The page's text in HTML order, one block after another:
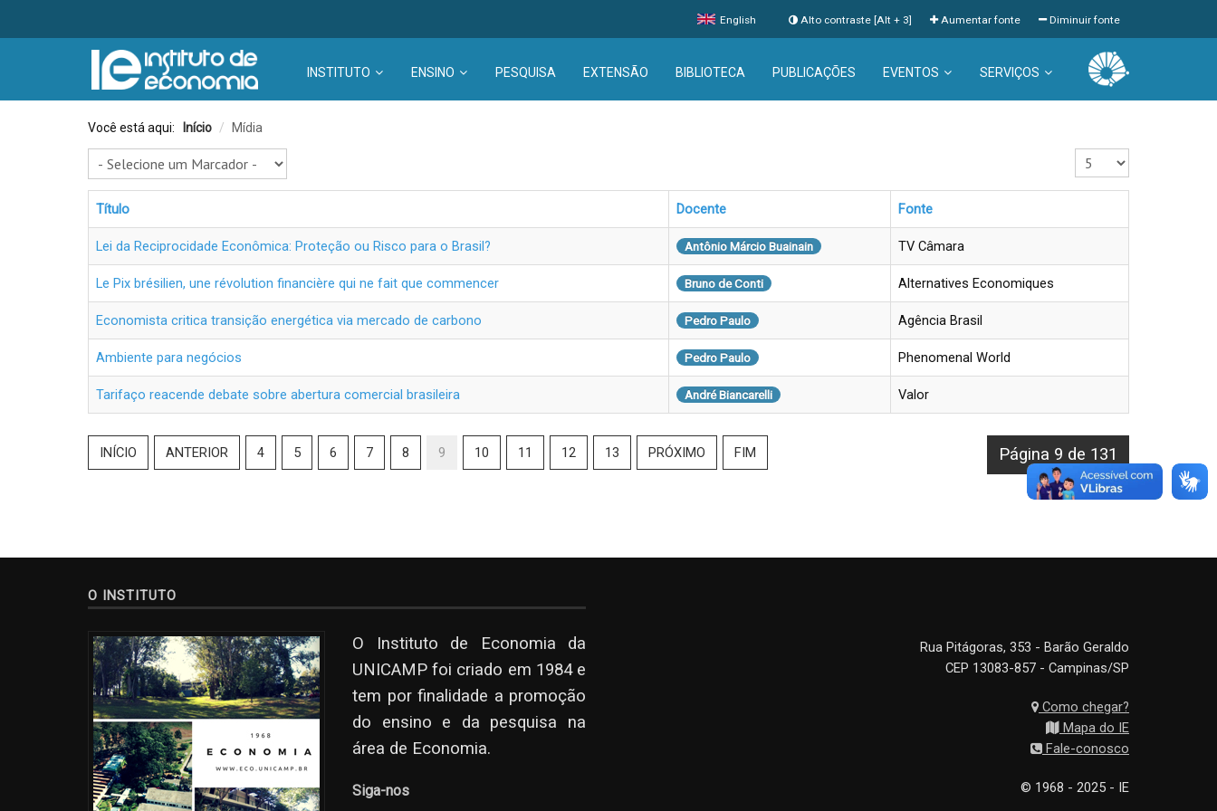
English Diminuir fonte
Aumentar fonte
Alto contraste [Alt + 3]
INSTITUTO ENSINO PESQUISA EXTENSÃO BIBLIOTECA PUBLICAÇÕES EVENTOS SERVIÇOS
Você está aqui: Início / Mídia
Exibir #
Título Docente Fonte
Lei da Reciprocidade Econômica: Proteção ou Risco para o Brasil? Antônio Márcio Buainain TV Câmara
Le Pix brésilien, une révolution financière qui ne fait que commencer Bruno de Conti Alternatives Economiques
Economista critica transição energética via mercado de carbono Pedro Paulo Agência Brasil
Ambiente para negócios Pedro Paulo Phenomenal World
Tarifaço reacende debate sobre abertura comercial brasileira André Biancarelli Valor
Página 9 de 131
INÍCIO ANTERIOR 4 5 6 7 8 9 10 11 12 13 PRÓXIMO FIM
O INSTITUTO
O Instituto de Economia da
UNICAMP foi criado em 1984 e
tem por finalidade a promoção
do ensino e da pesquisa na
área de Economia.
Siga-nos
Rua Pitágoras, 353 - Barão Geraldo
CEP 13083-857 - Campinas/SP
Como chegar?
Mapa do IE
Fale-conosco
© 1968 - 2025 - IE